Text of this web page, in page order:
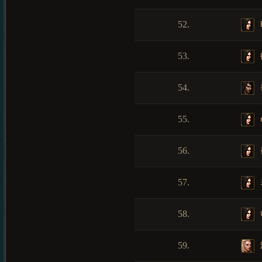
52.
53.
54.
55.
56.
57.
58.
59.